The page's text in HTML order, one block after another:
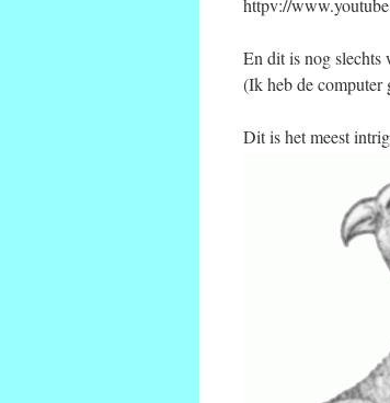
httpv://
En dit is nog slechts
(Ik heb de computer
Dit is het meest